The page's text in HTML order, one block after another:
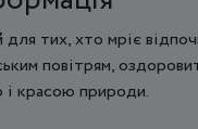
тих, хто мріє
повітрям,
красою природи.